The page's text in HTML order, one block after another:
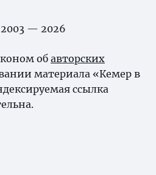
2003 — 2026
об авторских
материала «Кемер в
ссылка